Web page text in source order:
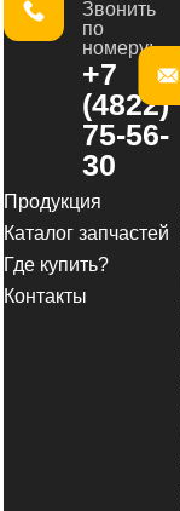
Звонить
по
номеру:
+7
(4822)
75-56-
30
Продукция
Каталог запчастей
Где купить?
Контакты